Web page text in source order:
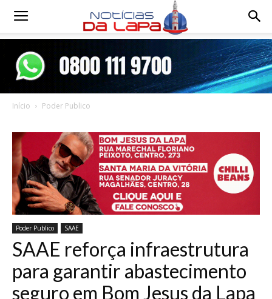
Notícias
Início Poder Publico
Poder Publico SAAE
SAAE reforça infraestrutura
para garantir abastecimento
seguro em Bom Jesus da Lapa